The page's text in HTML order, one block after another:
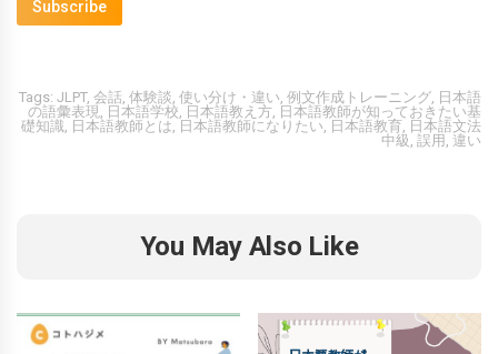
Tags: JLPT, 会話 体験談 使い分け・違い 例文作成トレーニング 日本語
の語彙表現
日本語学校 日本語教え方 日本語教師が知っておきたい基
礎知識
日本語教師とは 日本語教師になりたい 日本語教育 日本語文法
中級 誤用 違い
You May Also Like